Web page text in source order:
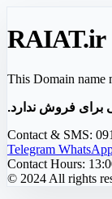
RAIAT.ir
This Domain name
برای فروش ندارد.
Contact & SMS:
Telegram
Contact Hours:
© 2024 All rights